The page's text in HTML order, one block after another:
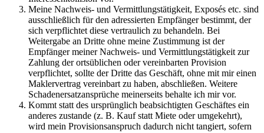
Meine Nachweis- und Vermittlungstätigkeit, Exposés etc. sind
ausschließlich für den adressierten Empfänger bestimmt, der
sich verpflichtet diese vertraulich zu behandeln. Bei
Weitergabe an Dritte ohne meine Zustimmung ist der
Empfänger meiner Nachweis- und Vermittlungstätigkeit zur
Zahlung der ortsüblichen oder vereinbarten Provision
verpflichtet, sollte der Dritte das Geschäft, ohne mit mir einen
Maklervertrag vereinbart zu haben, abschließen. Weitere
Schadenersatzansprüche meinerseits behalte ich mir vor.
Kommt statt des ursprünglich beabsichtigten Geschäftes ein
anderes zustande (z. B. Kauf statt Miete oder umgekehrt),
wird mein Provisionsanspruch dadurch nicht tangiert, sofern